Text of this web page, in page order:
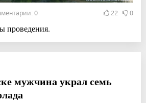
0 22 0
проведения.
мужчина украл семь